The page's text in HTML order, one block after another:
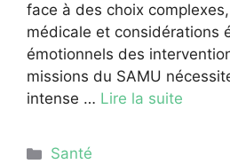
face à des choix
médicale et considérations
émotionnels des
missions du SAMU
intense … Lire la suite
Catégories
Santé